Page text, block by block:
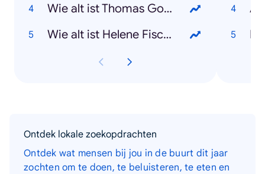
Wie alt ist Thomas Gottschalk?
Wie alt ist Helene Fischer?
Ontdek lokale zoekopdrachten
Ontdek wat mensen bij jou in de buurt dit jaar
zochten om te doen, te beluisteren, te eten en